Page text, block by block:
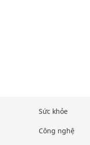
Sức khỏe
Công nghệ